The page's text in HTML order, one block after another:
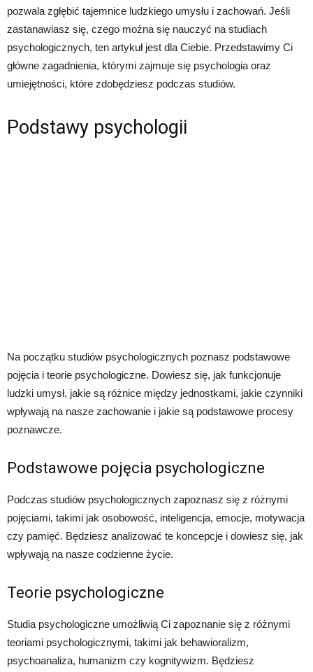
pozwala zgłębić tajemnice ludzkiego umysłu i zachowań. Jeśli
zastanawiasz się, czego można się nauczyć na studiach
psychologicznych, ten artykuł jest dla Ciebie. Przedstawimy Ci
główne zagadnienia, którymi zajmuje się psychologia oraz
umiejętności, które zdobędziesz podczas studiów.
Podstawy psychologii
Na początku studiów psychologicznych poznasz podstawowe
pojęcia i teorie psychologiczne. Dowiesz się, jak funkcjonuje
ludzki umysł, jakie są różnice między jednostkami, jakie czynniki
wpływają na nasze zachowanie i jakie są podstawowe procesy
poznawcze.
Podstawowe pojęcia psychologiczne
Podczas studiów psychologicznych zapoznasz się z różnymi
pojęciami, takimi jak osobowość, inteligencja, emocje, motywacja
czy pamięć. Będziesz analizować te koncepcje i dowiesz się, jak
wpływają na nasze codzienne życie.
Teorie psychologiczne
Studia psychologiczne umożliwią Ci zapoznanie się z różnymi
teoriami psychologicznymi, takimi jak behawioralizm,
psychoanaliza, humanizm czy kognitywizm. Będziesz